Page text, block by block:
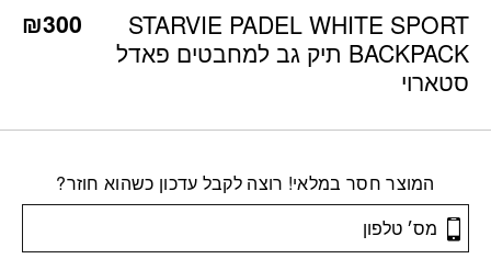
STARVIE PADEL WHITE SPORT
BACKPACK תיק גב למחבטים פאדל
סטארוי
₪300
המוצר חסר במלאי! רוצה לקבל עדכון כשהוא חוזר?